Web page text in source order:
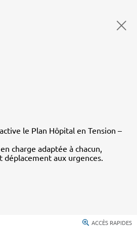
le Plan Hôpital en Tension –
charge adaptée à chacun,
aux urgences.
ACCÈS RAPIDES